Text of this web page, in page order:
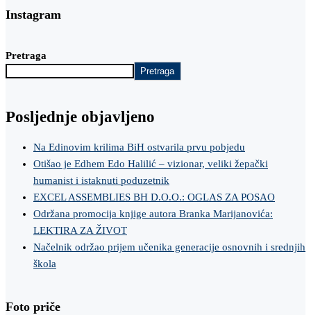
Instagram
Pretraga
Pretraga
Posljednje objavljeno
Na Edinovim krilima BiH ostvarila prvu pobjedu
Otišao je Edhem Edo Halilić – vizionar, veliki žepački
humanist i istaknuti poduzetnik
EXCEL ASSEMBLIES BH D.O.O.: OGLAS ZA POSAO
Održana promocija knjige autora Branka Marijanovića:
LEKTIRA ZA ŽIVOT
Načelnik održao prijem učenika generacije osnovnih i srednjih
škola
Foto priče